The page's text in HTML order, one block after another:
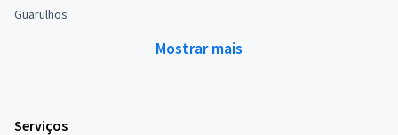
Guarulhos
Mostrar mais
Serviços